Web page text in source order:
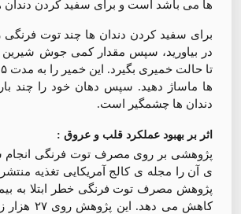
ها می باشد است و برای سفید کردن دندان
برای سفید کردن دندان ها چند توت فرنگی
در بیاورید، سپس مقدار کمی جوش شیرین
ها ماساژ دهید. سپس دهان خود را چند
دندان ها چشمگیر است.
اثر بر بهبود عملکرد قلب و عروق :
پژوهشی بر روی مصرف توت فرنگی انجام
ی آن را مجله ی کالج آمریکایی تغذیه
پژوهش مصرف توت فرنگی خطر ابتلا به
کاهش می